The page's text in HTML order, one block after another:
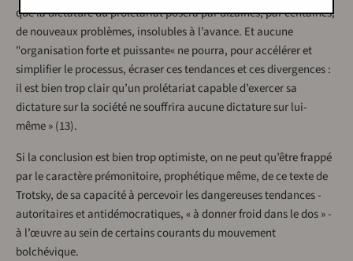
que la dictature du prolétariat posera par dizaines, par centaines,
de nouveaux problèmes, insolubles à l’avance. Et aucune
"organisation forte et puissante« ne pourra, pour accélérer et
simplifier le processus, écraser ces tendances et ces divergences :
il est bien trop clair qu’un prolétariat capable d’exercer sa
dictature sur la société ne souffrira aucune dictature sur lui-
même » (13).
Si la conclusion est bien trop optimiste, on ne peut qu’être frappé
par le caractère prémonitoire, prophétique même, de ce texte de
Trotsky, de sa capacité à percevoir les dangereuses tendances -
autoritaires et antidémocratiques, « à donner froid dans le dos » -
à l’œuvre au sein de certains courants du mouvement
bolchévique.